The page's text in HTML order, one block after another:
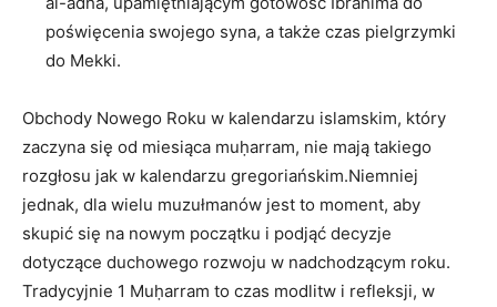
poświęcenia swojego syna, a także czas pielgrzymki
do Mekki.
Obchody Nowego Roku w kalendarzu islamskim, który
zaczyna się od miesiąca muḥarram, nie mają takiego
rozgłosu jak w kalendarzu gregoriańskim.Niemniej
jednak, dla wielu muzułmanów jest to moment, aby
skupić się na nowym początku i podjąć decyzje
dotyczące duchowego rozwoju w nadchodzącym roku.
Tradycyjnie 1 Muḥarram to czas modlitw i refleksji, w